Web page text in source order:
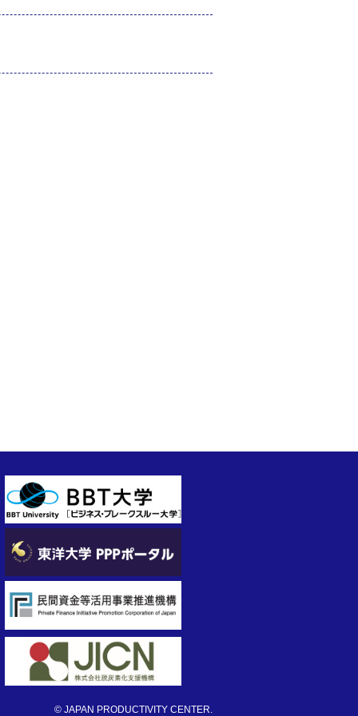
© JAPAN PRODUCTIVITY CENTER.